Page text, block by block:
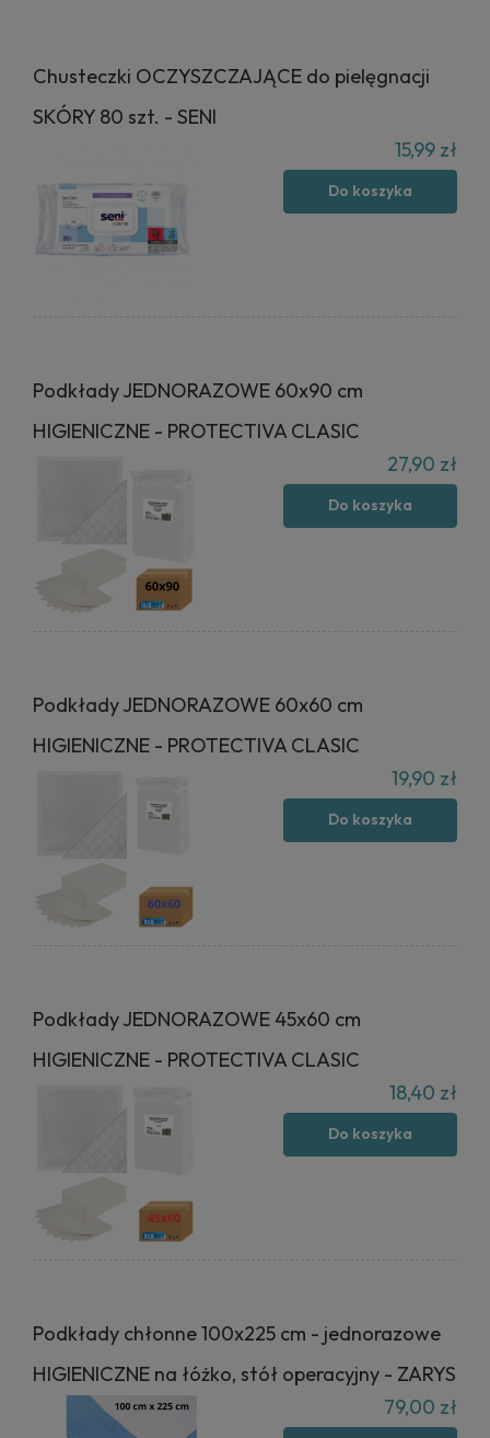
Chusteczki OCZYSZCZAJĄCE do pielęgnacji
SKÓRY 80 szt. - SENI
15,99 zł
Do koszyka
Podkłady JEDNORAZOWE 60x90 cm
HIGIENICZNE - PROTECTIVA CLASIC
27,90 zł
Do koszyka
Podkłady JEDNORAZOWE 60x60 cm
HIGIENICZNE - PROTECTIVA CLASIC
19,90 zł
Do koszyka
Podkłady JEDNORAZOWE 45x60 cm
HIGIENICZNE - PROTECTIVA CLASIC
18,40 zł
Do koszyka
Podkłady chłonne 100x225 cm - jednorazowe
HIGIENICZNE na łóżko, stół operacyjny - ZARYS
79,00 zł